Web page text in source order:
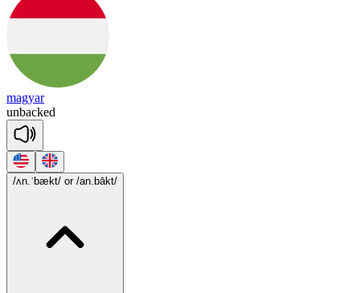
magyar
unbacked
/ʌn.ˈbækt/ or /an.bākt/